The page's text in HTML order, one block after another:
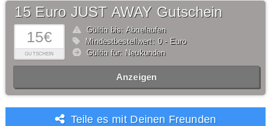
15€
GUTSCHEIN
15 Euro JUST AWAY Gutschein
Gültig bis: Abgelaufen
Mindestbestellwert: 0,- Euro
Gültig für: Neukunden
Anzeigen
Teile es mit Deinen Freunden